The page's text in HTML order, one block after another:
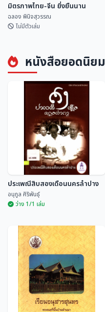
มิตรภาพไทย-จีน ยิ่งยืนนาน
มิตรภาพไทย-จีน ยิ่งยืนนาน
ฉลอง พินิจสุวรรณ
ไม่มีตัวเล่ม
หนังสือยอดนิยม
ประเพณีสิบสองเดือนนครลำปาง
อนุกูล ศิริพันธุ์
ประเพณีสิบสองเดือนนครลำปาง
อนุกูล ศิริพันธุ์
ว่าง 1/1 เล่ม